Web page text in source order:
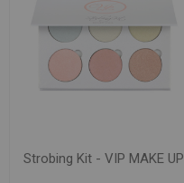
Strobing Kit - VIP MAKE UP